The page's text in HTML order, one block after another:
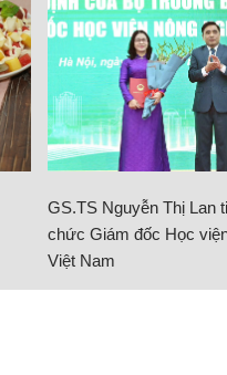
GS.TS Nguyễn Thị Lan
chức Giám đốc Học
Việt Nam